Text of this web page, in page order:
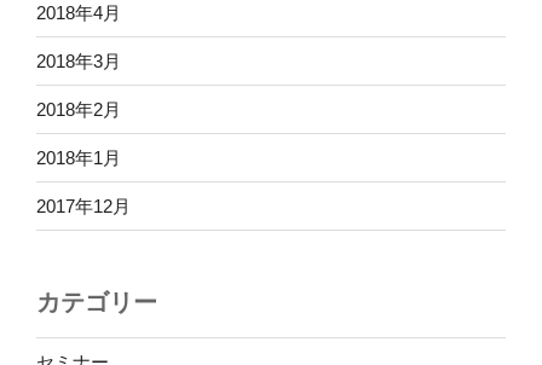
2018年4月
2018年3月
2018年2月
2018年1月
2017年12月
カテゴリー